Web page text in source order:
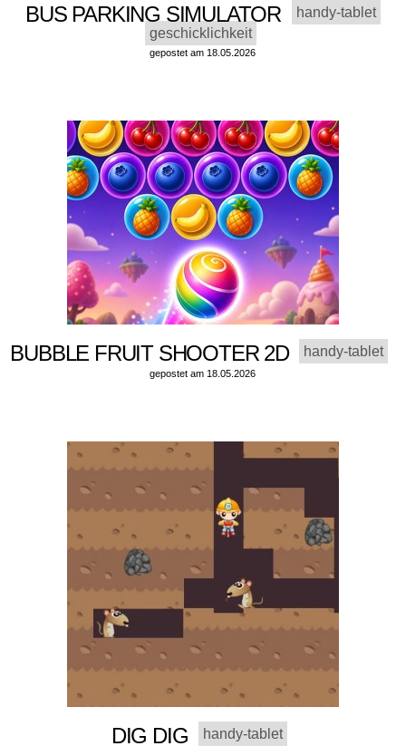
BUS PARKING SIMULATOR
handy-tablet
geschicklichkeit
gepostet am 18.05.2026
BUBBLE FRUIT SHOOTER 2D handy-tablet
gepostet am 18.05.2026
DIG DIG handy-tablet